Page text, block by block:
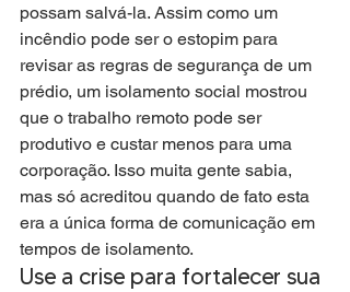
possam salvá-la. Assim como um
incêndio pode ser o estopim para
revisar as regras de segurança de um
prédio, um isolamento social mostrou
que o trabalho remoto pode ser
produtivo e custar menos para uma
corporação. Isso muita gente sabia,
mas só acreditou quando de fato esta
era a única forma de comunicação em
tempos de isolamento.
Use a crise para fortalecer sua